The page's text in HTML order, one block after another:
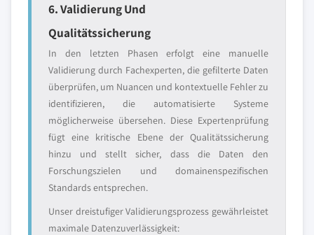
6. Validierung Und
Qualitätssicherung
In den letzten Phasen erfolgt eine manuelle
Validierung durch Fachexperten, die gefilterte Daten
überprüfen, um Nuancen und kontextuelle Fehler zu
identifizieren, die automatisierte Systeme
möglicherweise übersehen. Diese Expertenprüfung
fügt eine kritische Ebene der Qualitätssicherung
hinzu und stellt sicher, dass die Daten den
Forschungszielen und domainenspezifischen
Standards entsprechen.
Unser dreistufiger Validierungsprozess gewährleistet
maximale Datenzuverlässigkeit: